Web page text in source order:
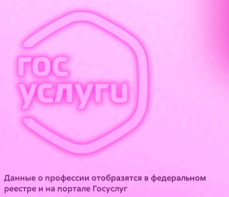
Данные о профессии отобразятся в федеральном
реестре и на портале Госуслуг